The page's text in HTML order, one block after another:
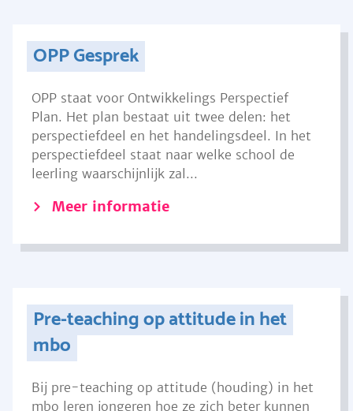
OPP Gesprek
OPP staat voor Ontwikkelings Perspectief
Plan. Het plan bestaat uit twee delen: het
perspectiefdeel en het handelingsdeel. In het
perspectiefdeel staat naar welke school de
leerling waarschijnlijk zal...
Meer informatie
Pre-teaching op attitude in het
mbo
Bij pre-teaching op attitude (houding) in het
mbo leren jongeren hoe ze zich beter kunnen